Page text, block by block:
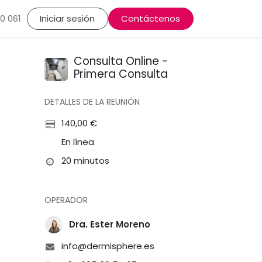
Alopecia Rutinas cosméticas Dermatología
061 Iniciar sesión Contáctenos
Consulta Online -
Primera Consulta
DETALLES DE LA REUNIÓN
140,00 €
En línea
20 minutos
OPERADOR
Dra. Ester Moreno
info@dermisphere.es